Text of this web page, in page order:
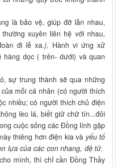
là bảo vệ, giúp đỡ lẫn nhau,
xuyên liên hệ với nhau,
đi lễ xa.), Hành vi ứng xử
dọc ( trên- dưới) và quan
sự trung thành sẽ qua những
mỗi cá nhân (có người thích
nhiều; có người thích chủ điện
lèo lá, biết giữ chữ tín...đôi
cuộc sống các Đồng lính gặp
thiêng hơn điện kia và yếu tố
lựa của các con nhang, đệ tử.
mình, thì chỉ cần Đồng Thầy